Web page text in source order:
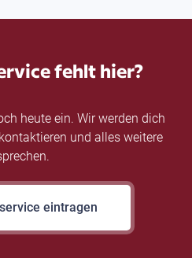
fehlt hier?
heute ein. Wir werden dich
und alles weitere
eintragen